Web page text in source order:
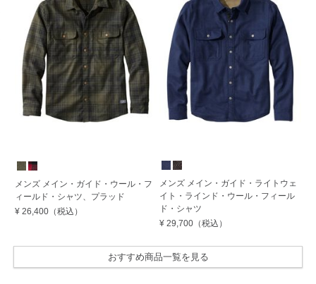
メンズ メイン・ガイド・ウール・フ
ィールド・シャツ、プラッド
¥ 26,400（税込）
メンズ メイン・ガイド・ライトウェ
イト・ラインド・ウール・フィール
ド・シャツ
¥ 29,700 （税込）
おすすめ商品一覧を見る